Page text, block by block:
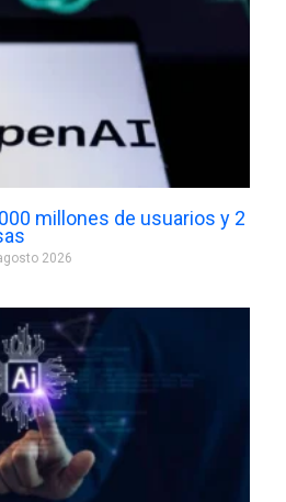
millones de usuarios y 2
2026